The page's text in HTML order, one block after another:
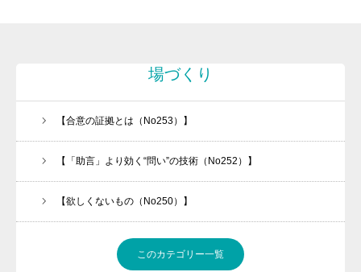
場づくり
【合意の証拠とは（No253）】
【「助言」より効く“問い”の技術（No252）】
【欲しくないもの（No250）】
このカテゴリー一覧